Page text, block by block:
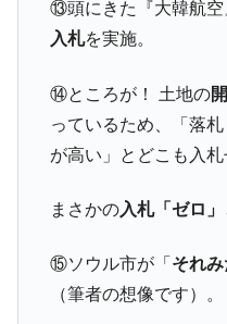
『Money1』
韓国『国民
『Money1』
韓国政府「
ャンペーン」⇒ あの名物
『Money1』
韓国「橋が
『Money1』
韓国鉄鋼最
Fact1
日本の誇る海洋資
⑬頭にきた『大韓航空
入札を実施。
⑭ところが！ 土地の
っているため、「落
が高い」とどこも入札
まさかの入札「ゼロ
⑮ソウル市が「 それ
（筆者の想像です）。